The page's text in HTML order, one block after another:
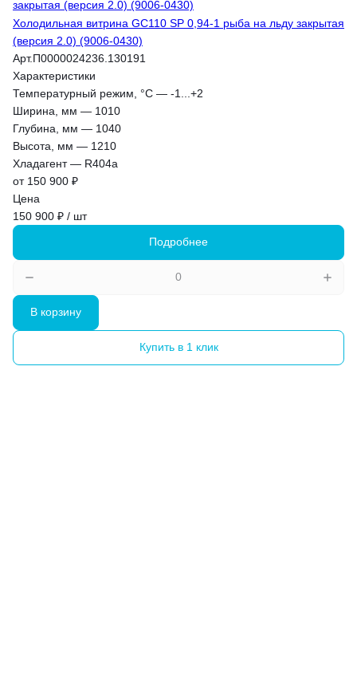
Холодильная витрина GC110 SP 0,94-1 рыба на льду закрытая
(версия 2.0) (9006-0430)
Арт.П0000024236.130191
Характеристики
Температурный режим, °С — -1...+2
Ширина, мм — 1010
Глубина, мм — 1040
Высота, мм — 1210
Хладагент— R404a
от 150 900 ₽
Цена
150 900 ₽ / шт
Подробнее
В корзину
Купить в 1 клик